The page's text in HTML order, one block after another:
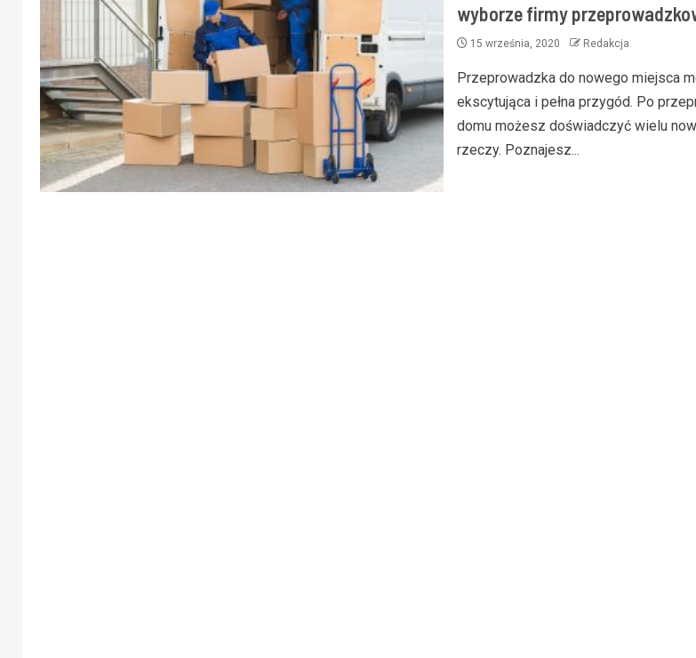
wyborze firmy
15 września, 2020 Redakcja
Przeprowadzka do nowego miejsca
ekscytująca i pełna przygód. Po
domu możesz doświadczyć wielu
rzeczy. Poznajesz...